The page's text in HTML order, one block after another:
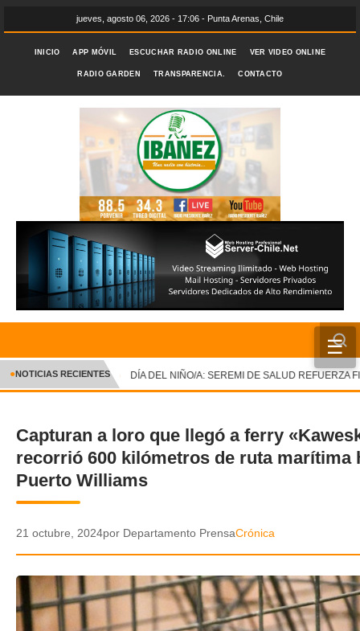
jueves, agosto 06, 2026 - 17:06 - Punta Arenas, Chile
INICIO APP MÓVIL ESCUCHAR RADIO ONLINE VER VIDEO ONLINE
RADIO GARDEN TRANSPARENCIA. CONTACTO
☰
INICIO
CRÓNICA
DEPORTES
ENTRETENIMIENTO Y CULTURA
AUDIOS
VIDEOS
✕
NOTICIAS RECIENTES DÍA DEL NIÑO/A: SEREMI DE SALUD REFUERZA
Capturan a loro que llegó a ferry
recorrió 600 kilómetros de ruta marítima
Puerto Williams
21 octubre, 2024por Departamento PrensaCrónica